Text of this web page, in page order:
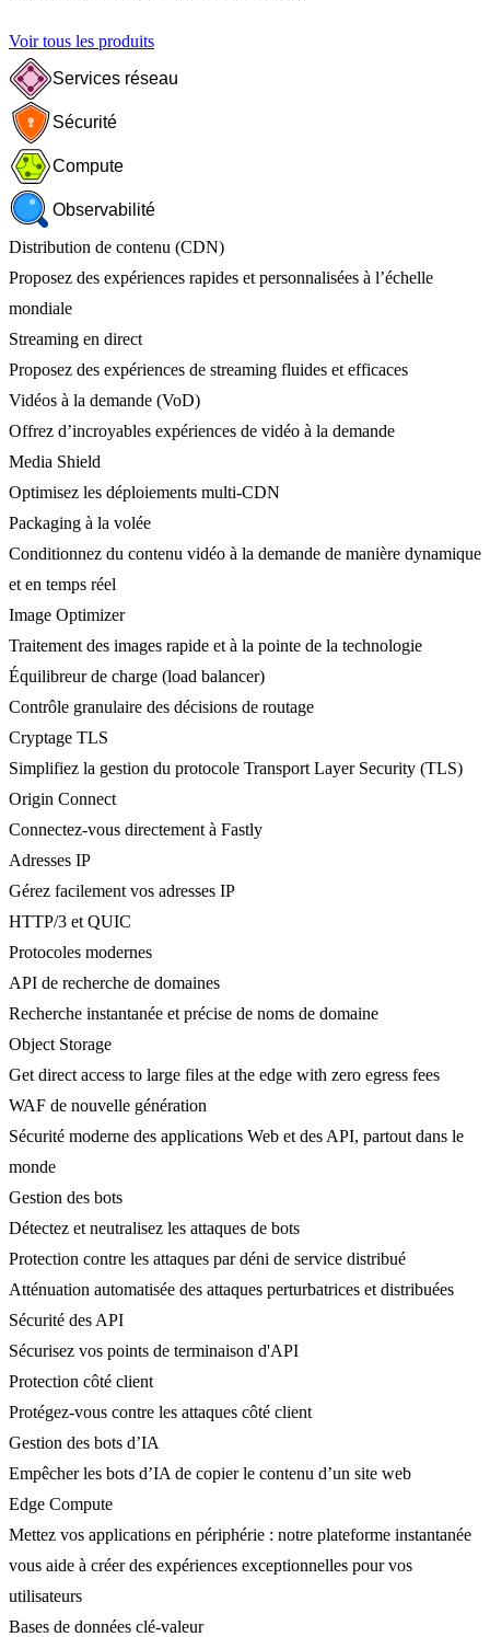
Voir tous les produits
Services réseau
Sécurité
Compute
Observabilité
Distribution de contenu (CDN)
Proposez des expériences rapides et personnalisées à l’échelle
mondiale
Streaming en direct
Proposez des expériences de streaming fluides et efficaces
Vidéos à la demande (VoD)
Offrez d’incroyables expériences de vidéo à la demande
Media Shield
Optimisez les déploiements multi-CDN
Packaging à la volée
Conditionnez du contenu vidéo à la demande de manière dynamique
et en temps réel
Image Optimizer
Traitement des images rapide et à la pointe de la technologie
Équilibreur de charge (load balancer)
Contrôle granulaire des décisions de routage
Cryptage TLS
Simplifiez la gestion du protocole Transport Layer Security (TLS)
Origin Connect
Connectez-vous directement à Fastly
Adresses IP
Gérez facilement vos adresses IP
HTTP/3 et QUIC
Protocoles modernes
API de recherche de domaines
Recherche instantanée et précise de noms de domaine
Object Storage
Get direct access to large files at the edge with zero egress fees
WAF de nouvelle génération
Sécurité moderne des applications Web et des API, partout dans le
monde
Gestion des bots
Détectez et neutralisez les attaques de bots
Protection contre les attaques par déni de service distribué
Atténuation automatisée des attaques perturbatrices et distribuées
Sécurité des API
Sécurisez vos points de terminaison d'API
Protection côté client
Protégez-vous contre les attaques côté client
Gestion des bots d’IA
Empêcher les bots d’IA de copier le contenu d’un site web
Edge Compute
Mettez vos applications en périphérie : notre plateforme instantanée
vous aide à créer des expériences exceptionnelles pour vos
utilisateurs
Bases de données clé-valeur